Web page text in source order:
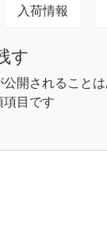
入荷情報
す
開されることは
項目です